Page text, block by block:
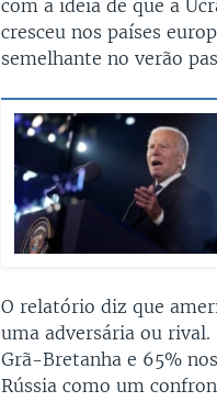
com a ideia de que a
cresceu nos países
semelhante no verão
O relatório diz que
uma adversária ou rival.
Grã-Bretanha e 65%
Rússia como um